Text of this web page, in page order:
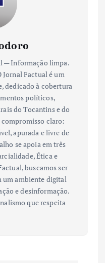
— Informação limpa.
Jornal Factual é um
dedicado à cobertura
políticos,
do Tocantins e do
compromisso claro:
apurada e livre de
se apoia em três
Ética e
buscamos ser
um ambiente digital
e desinformação.
que respeita